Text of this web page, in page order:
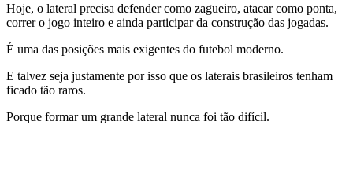
Hoje, o lateral precisa defender como zagueiro, atacar como ponta,
correr o jogo inteiro e ainda participar da construção das jogadas.
É uma das posições mais exigentes do futebol moderno.
E talvez seja justamente por isso que os laterais brasileiros tenham
ficado tão raros.
Porque formar um grande lateral nunca foi tão difícil.